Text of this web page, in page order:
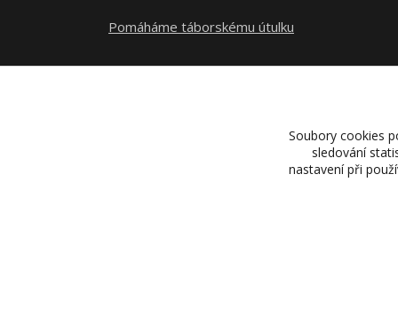
Pomáháme táborskému útulku
Soubory cookies
sledování
nastavení při